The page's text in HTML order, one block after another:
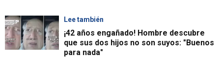
Lee también
¡42 años engañado! Hombre descubre
que sus dos hijos no son suyos: "Buenos
para nada"